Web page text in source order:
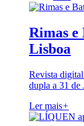
Rimas
Lisboa
Revista digital
dupla a 31 de
Ler mais+